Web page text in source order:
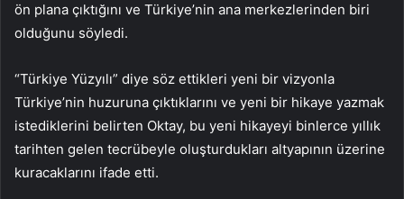
ön plana çıktığını ve Türkiye’nin ana merkezlerinden biri
olduğunu söyledi.
“Türkiye Yüzyılı” diye söz ettikleri yeni bir vizyonla
Türkiye’nin huzuruna çıktıklarını ve yeni bir hikaye yazmak
istediklerini belirten Oktay, bu yeni hikayeyi binlerce yıllık
tarihten gelen tecrübeyle oluşturdukları altyapının üzerine
kuracaklarını ifade etti.